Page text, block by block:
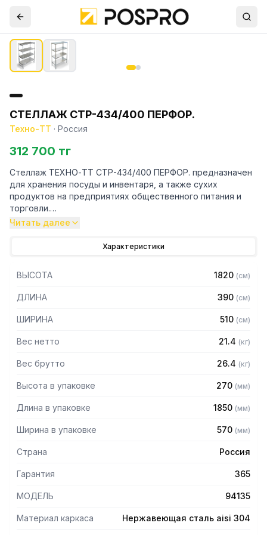
СТЕЛЛАЖ СТР-434/400 ПЕРФОР.
Техно-ТТ · Россия
312 700 тг
Стеллаж ТЕХНО-ТТ СТР-434/400 ПЕРФОР. предназначен
для хранения посуды и инвентаря, а также сухих
продуктов на предприятиях общественного питания и
торговли.
304 толщиной 1,2 мм
— Четыре перфорированные полки из нержавеющей
стали марки AISI 304 толщиной 0,8 мм
— Расстояние между полками регулируемое с шагом 120
— Регулируемые опоры
Читать далее
Характеристики
ВЫСОТА 1820 (см)
ДЛИНА 390 (см)
ШИРИНА 510 (см)
Вес нетто 21.4 (кг)
Вес брутто 26.4 (кг)
Высота в упаковке 270 (мм)
Длина в упаковке 1850 (мм)
Ширина в упаковке 570 (мм)
Страна Россия
Гарантия 365
МОДЕЛЬ 94135
Материал каркаса Нержавеющая сталь aisi 304